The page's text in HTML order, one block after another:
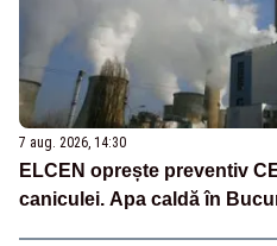
7 aug. 2026, 14:30
ELCEN oprește preventiv
caniculei. Apa caldă în